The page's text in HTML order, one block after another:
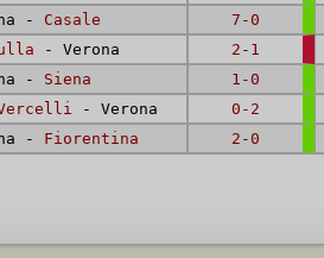
- Casale 7-0
- Verona 2-1
- Siena 1-0
- Verona 0-2
- Fiorentina 2-0